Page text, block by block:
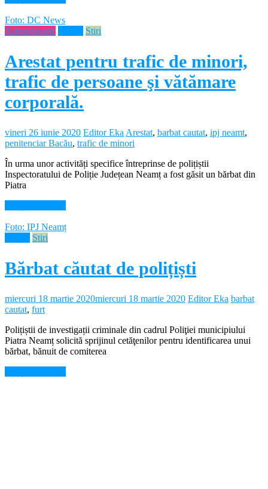
Foto: DC News
Administratie
Stiri
Arestat pentru trafic de minori,
trafic de persoane şi vătămare
corporală.
vineri 26 iunie 2020 Editor Eka Arestat, barbat cautat, ipj neamt,
penitenciar Bacău, trafic de minori
În urma unor activități specifice întreprinse de polițiștii
Inspectoratului de Poliție Județean Neamț a fost găsit un bărbat din
Piatra
Foto: IPJ Neamț
Stiri
Bărbat căutat de polițiști
miercuri 18 martie 2020miercuri 18 martie 2020 Editor Eka barbat
cautat, furt
Polițiștii de investigații criminale din cadrul Poliţiei municipiului
Piatra Neamț solicită sprijinul cetăţenilor pentru identificarea unui
bărbat, bănuit de comiterea